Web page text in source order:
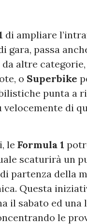
di ampliare
gara, passa
altre
o Superbike
punta a
di
le Formula 1
scaturirà un
partenza della
Questa
il sabato ed una
le